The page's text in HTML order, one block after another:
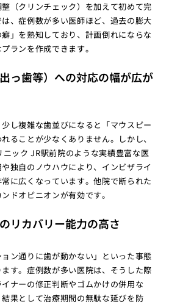
（クリンチェック）を加えて初めて完
、症例数が多い医師ほど、過去の膨大
」を熟知しており、計画倒れにならな
ランを作成できます。
っ歯等）への対応の幅が広が
し複雑な歯並びになると「マウスピー
ることが少なくありません。しかし、
ック JR駅前院のような実績豊富な医
独自のノウハウにより、インビザライ
に広くなっています。他院で断られた
ドオピニオンが有効です。
リカバリー能力の高さ
ン通りに歯が動かない」といった事態
す。症例数が多い医院は、そうした際
ナーの修正判断やゴムかけの併用な
果として治療期間の無駄な延びを防